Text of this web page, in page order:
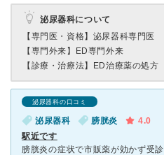
泌尿器科について
【専門医・資格】 泌尿器科専門医
【専門外来】
ED専門外来
【診療・治療法】
ED治療薬の処方
泌尿器科の口コミ
泌尿器科 膀胱炎
4.0
駅近です